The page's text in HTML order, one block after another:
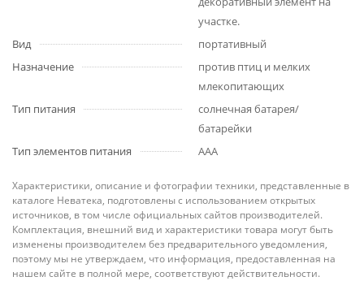
участке.
Вид
портативный
Назначение
против птиц и мелких
млекопитающих
Тип питания
солнечная батарея/
батарейки
Тип элементов питания
AAA
Характеристики, описание и фотографии техники, представленные в
каталоге Неватека, подготовлены с использованием открытых
источников, в том числе официальных сайтов производителей.
Комплектация, внешний вид и характеристики товара могут быть
изменены производителем без предварительного уведомления,
поэтому мы не утверждаем, что информация, предоставленная на
нашем сайте в полной мере, соответствуют действительности.